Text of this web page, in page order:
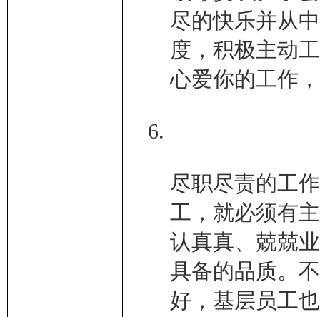
尽的快乐并从
度，积极主动
心爱你的工作
尽职尽责的工
工，就必须有
认真真、兢兢
具备的品质。
好，基层员工